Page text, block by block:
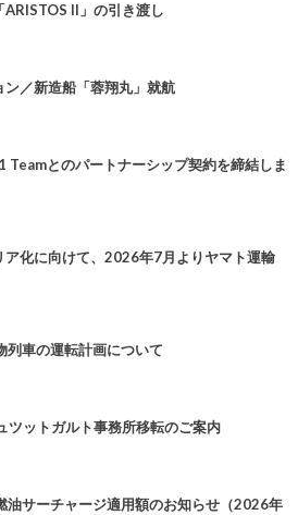
II」の引き渡し
／新造船「蓉翔丸」就航
Teamとのパートナーシップ契約を締結しま
ア化に向けて、2026年7月よりヤマト運輸
列車の運転計画について
ツットガルト事務所移転のご案内
油サーチャージ適用額のお知らせ（2026年